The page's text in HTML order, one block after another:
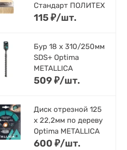
Стандарт ПОЛИТЕХ
115₽/шт.
Бур 18 х 310/250мм
SDS+ Optima
METALLICA
509₽/шт.
Диск отрезной 125
x 22,2мм по дереву
Optima METALLICA
600 ₽/шт.